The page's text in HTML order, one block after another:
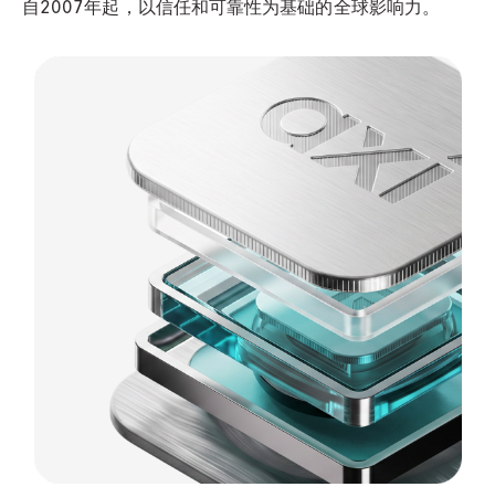
自2007年起，以信任和可靠性为基础的全球影响力。